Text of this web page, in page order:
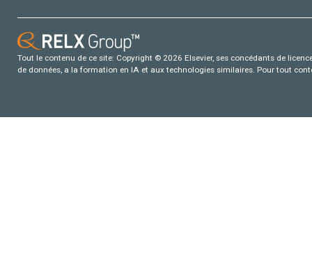
Tout le contenu de ce site: Copyright © 2026 Elsevier, ses concédants de
de données, a la formation en IA et aux technologies similaires. Pour tout